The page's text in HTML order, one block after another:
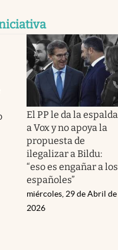
El PP le da la espalda
a Vox y no apoya la
propuesta de
ilegalizar a Bildu:
“eso es engañar a los
españoles”
miércoles, 29 de Abril de
2026